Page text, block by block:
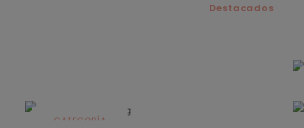
Destacados
CATEGORÍA